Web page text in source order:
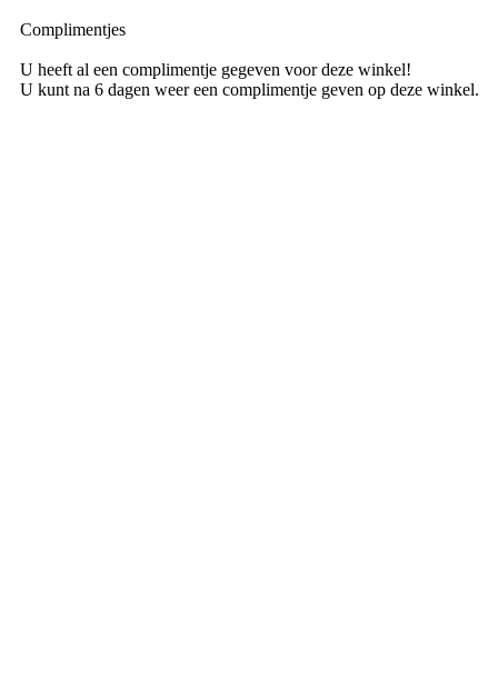
Complimentjes
U heeft al een complimentje gegeven voor deze winkel!
U kunt na 6 dagen weer een complimentje geven op deze winkel.